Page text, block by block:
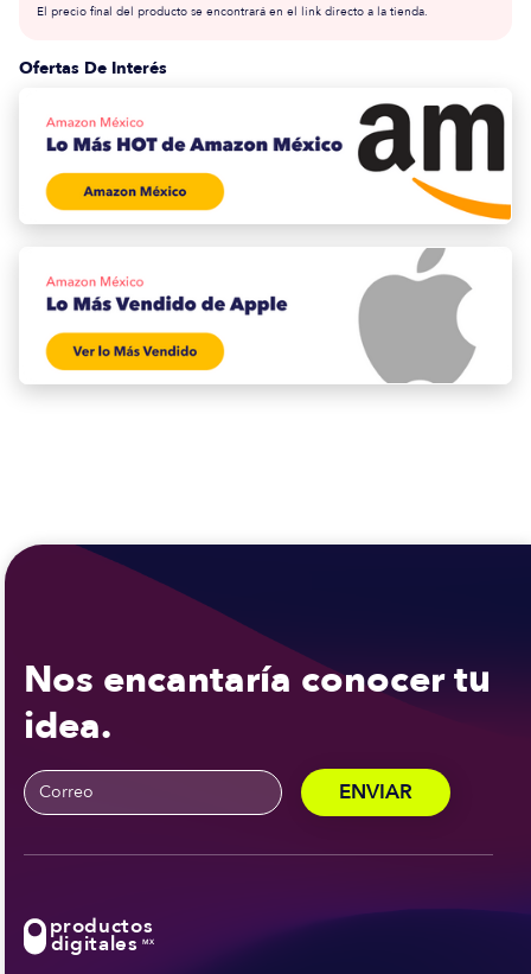
El precio final del producto se encontrará en el link directo a la tienda.
Ofertas De Interés
Nos encantaría conocer tu
idea.
productos
digitales MX